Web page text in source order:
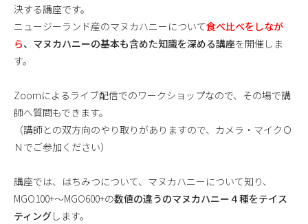
決する講座です。
ニュージーランド産のマヌカハニーについて食べ比べをしなが
ら、マヌカハニーの基本も含めた知識を深める講座を開催しま
す。
Zoomによるライブ配信でのワークショップなので、その場で講
師へ質問もできます。
（講師との双方向のやり取りがありますので、カメラ・マイクＯ
Ｎでご参加ください）
講座では、はちみつについて、マヌカハニーについて知り、
MGO100+～MGO600+の数値の違うのマヌカハニー４種をテイス
ティングします。